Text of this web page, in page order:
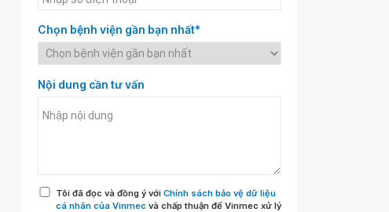
Chọn bệnh viện gần bạn nhất*
Nội dung cần tư vấn
Tôi đã đọc và đồng ý với Chính sách bảo vệ dữ liệu
cá nhân của Vinmec và chấp thuận để Vinmec xử lý